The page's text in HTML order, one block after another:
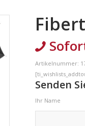
Artikelnummer:
Senden
Ihr Name